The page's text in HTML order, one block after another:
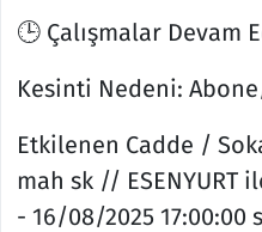
🕒 Çalışmalar Devam
Kesinti Nedeni:
Etkilenen Cadde /
mah sk // ESENYURT
- 16/08/2025 17:00:00